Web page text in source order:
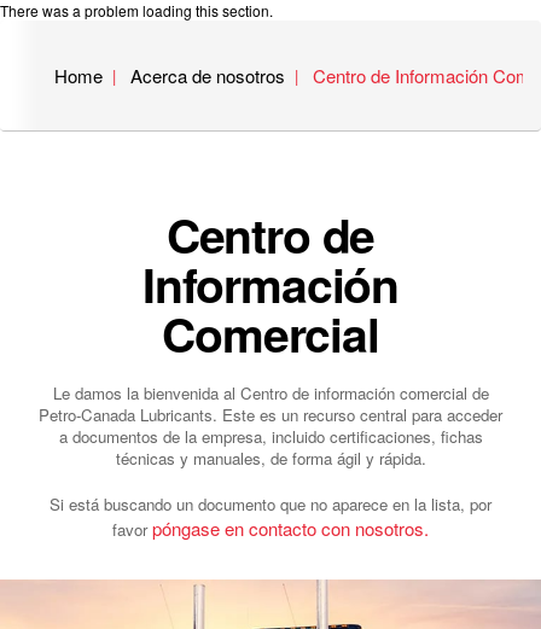
There was a problem loading this section.
Home Acerca de nosotros Centro de Información
Centro de
Información
Comercial
Le damos la bienvenida al Centro de información comercial de
Petro-Canada Lubricants. Este es un recurso central para acceder
a documentos de la empresa, incluido certificaciones, fichas
técnicas y manuales, de forma ágil y rápida.
Si está buscando un documento que no aparece en la lista, por
favorpóngase en contacto con nosotros.